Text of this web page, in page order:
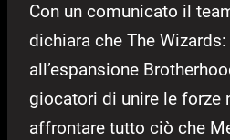
Con un comunicato il
dichiara che The
all’espansione
giocatori di unire le forze
affrontare tutto ciò che